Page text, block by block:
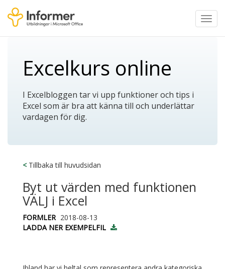
Excelkurs online
I Excelbloggen tar vi upp funktioner och tips i
Excel som är bra att känna till och underlättar
vardagen för dig.
< Tillbaka till huvudsidan
Byt ut värden med funktionen
VÄLJ i Excel
FORMLER 2018-08-13
LADDA NER EXEMPELFIL